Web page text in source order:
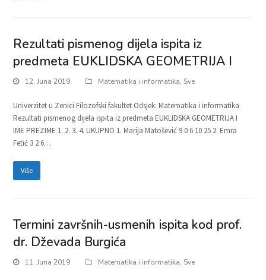
Rezultati pismenog dijela ispita iz
predmeta EUKLIDSKA GEOMETRIJA I
12. Juna 2019. Matematika i informatika, Sve
Univerzitet u Zenici Filozofski fakultet Odsjek: Matematika i informatika
Rezultati pismenog dijela ispita iz predmeta EUKLIDSKA GEOMETRIJA I
IME PREZIME 1. 2. 3. 4. UKUPNO 1. Marija Matošević 9 0 6 10 25 2. Emra
Fetić 3 2 6…
Više
Termini završnih-usmenih ispita kod prof.
dr. Dževada Burgića
11. Juna 2019. Matematika i informatika, Sve